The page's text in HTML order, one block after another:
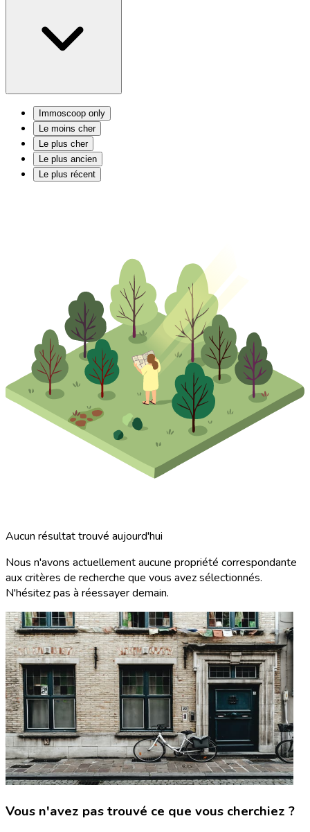
Immoscoop only
Le moins cher
Le plus cher
Le plus ancien
Le plus récent
Aucun résultat trouvé aujourd'hui
Nous n'avons actuellement aucune propriété correspondante
aux critères de recherche que vous avez sélectionnés.
N'hésitez pas à réessayer demain.
Vous n'avez pas trouvé ce que vous cherchiez ?